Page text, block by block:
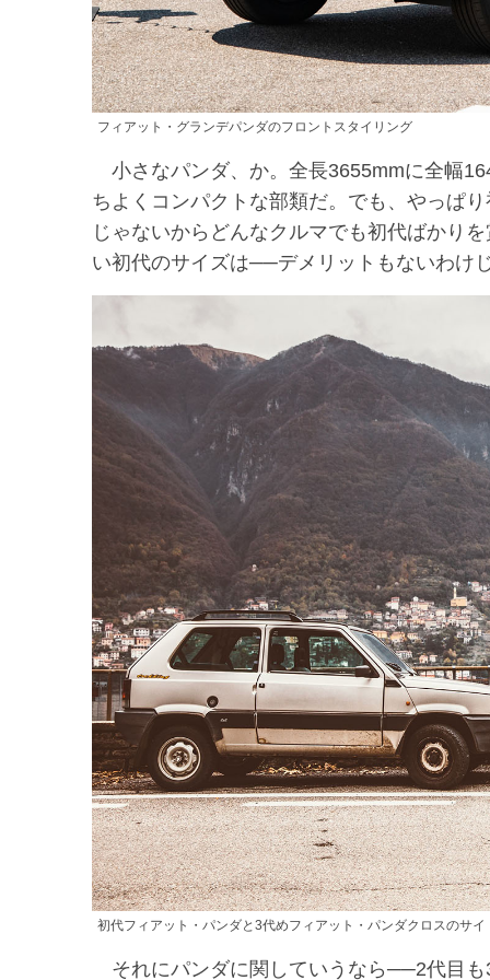
フィアット・グランデパンダのフロントスタイリング
小さなパンダ、か。全長3655mmに全幅
ちよくコンパクトな部類だ。でも、やっぱ
じゃないからどんなクルマでも初代ばかり
い初代のサイズは──デメリットもないわけ
初代フィアット・パンダと3代めフィアット・パンダクロスのサイ
それにパンダに関していうなら──2代目